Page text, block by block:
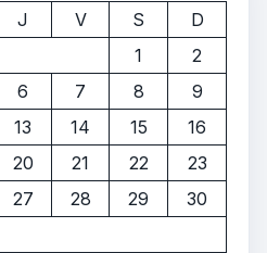
J V S
D
1
2
6 7 8
9
13 14 15
16
20 21 22
23
27 28 29
30